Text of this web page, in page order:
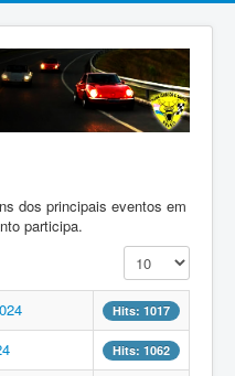
dos principais eventos em
participa.
Display #
Hits: 1017
Hits: 1062